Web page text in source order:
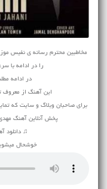
مخاطبین محترم رسانه ی نفیس
را در ادامه با سرعت بالا با
در ادامه
این آهنگ از
برای صاحبان وبلاگ و سایت که
پخش آنلاین آهنگ
♫ دانلود
خوشحال